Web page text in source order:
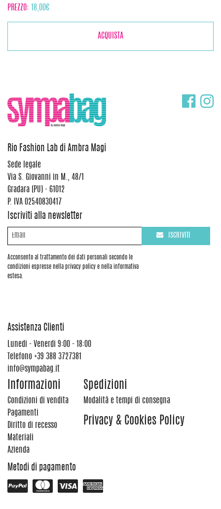
PREZZO: 18,00€
ACQUISTA
Rio Fashion Lab di Ambra Magi
Sede legale
Via S. Giovanni in M., 48/1
Gradara (PU) - 61012
P. IVA 02540830417
Iscriviti alla newsletter
Acconsento al trattamento dei dati personali secondo le
condizioni espresse nella privacy policy e nella informativa
estesa.
ISCRIVITI
Assistenza Clienti
Lunedi - Venerdi 9:00 - 18:00
Telefono +39 388 3727381
info@sympabag.it
Informazioni
Condizioni di vendita
Pagamenti
Diritto di recesso
Materiali
Azienda
Spedizioni
Modalità e tempi di consegna
Privacy & Cookies Policy
Metodi di pagamento